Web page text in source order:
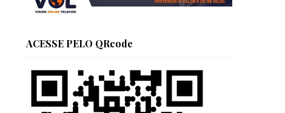
ACESSE PELO QRcode